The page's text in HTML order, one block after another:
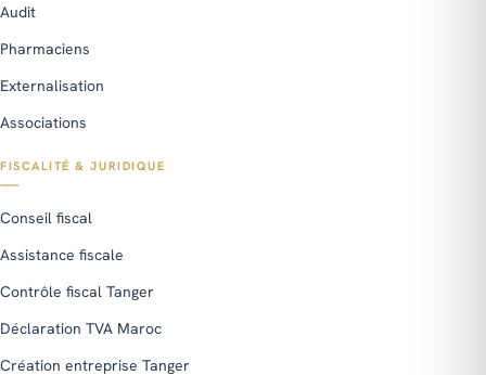
Audit
Pharmaciens
Externalisation
Associations
FISCALITÉ & JURIDIQUE
Conseil fiscal
Assistance fiscale
Contrôle fiscal Tanger
Déclaration TVA Maroc
Création entreprise Tanger